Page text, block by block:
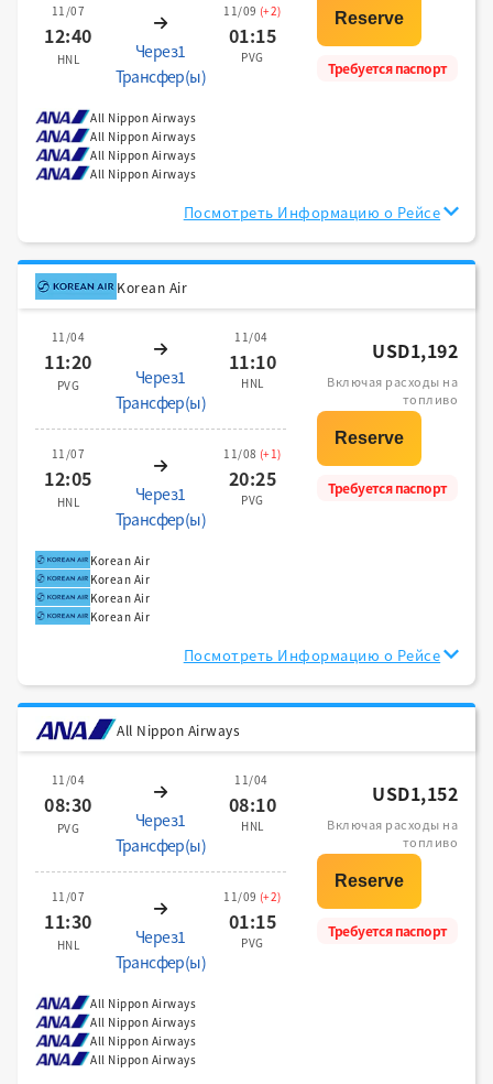
11/07
12:40
HNL
Через1
Трансфер(ы)
11/09 (+2)
01:15
PVG
Требуется паспорт
All Nippon Airways
All Nippon Airways
All Nippon Airways
All Nippon Airways
Посмотреть Информацию о Рейсе
Korean Air
11/04
11:20
PVG
Через1
Трансфер(ы)
11/04
11:10
HNL
11/07
12:05
HNL
Через1
Трансфер(ы)
11/08 (+1)
20:25
PVG
USD1,192
Включая расходы на
топливо
Требуется паспорт
Korean Air
Korean Air
Korean Air
Korean Air
Посмотреть Информацию о Рейсе
All Nippon Airways
11/04
08:30
PVG
Через1
Трансфер(ы)
11/04
08:10
HNL
11/07
11:30
HNL
Через1
Трансфер(ы)
11/09 (+2)
01:15
PVG
USD1,152
Включая расходы на
топливо
Требуется паспорт
All Nippon Airways
All Nippon Airways
All Nippon Airways
All Nippon Airways